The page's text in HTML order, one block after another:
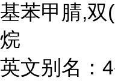
基苯甲腈,双
烷
英文别名：